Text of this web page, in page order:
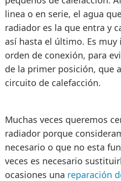
linea o en serie, el agua
radiador es la que entra y
así hasta el último. Es
orden de conexión, para
de la primer posición, que
circuito de calefacción.
Muchas veces queremos
radiador porque
necesario o que no esta
veces es necesario
ocasiones una reparación